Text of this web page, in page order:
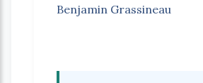
Benjamin Grassineau